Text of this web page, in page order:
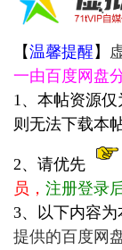
【温馨提醒 】
一由百度网盘
1、本帖资源
则无法下载本
2、请优先
员 ， 注册登录
3、以下内容
提供的百度网